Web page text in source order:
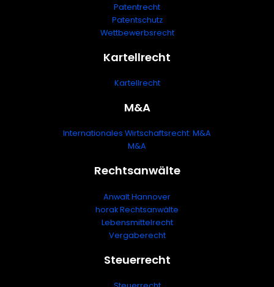
Patentrecht
Patentschutz
Wettbewerbsrecht
Kartellrecht
Kartellrecht
M&A
Internationales Wirtschaftsrecht: M&A
M&A
Rechtsanwälte
Anwalt Hannover
horak Rechtsanwälte
Lebensmittelrecht
Vergaberecht
Steuerrecht